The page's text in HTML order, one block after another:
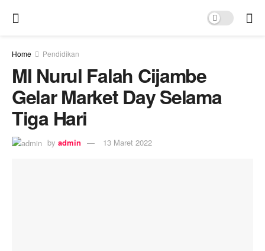
Home Pendidikan
MI Nurul Falah Cijambe
Gelar Market Day Selama
Tiga Hari
by admin 13 Maret 2022